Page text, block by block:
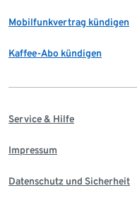
Mobilfunkvertrag kündigen
Kaffee-Abo kündigen
Service & Hilfe
Impressum
Datenschutz und Sicherheit